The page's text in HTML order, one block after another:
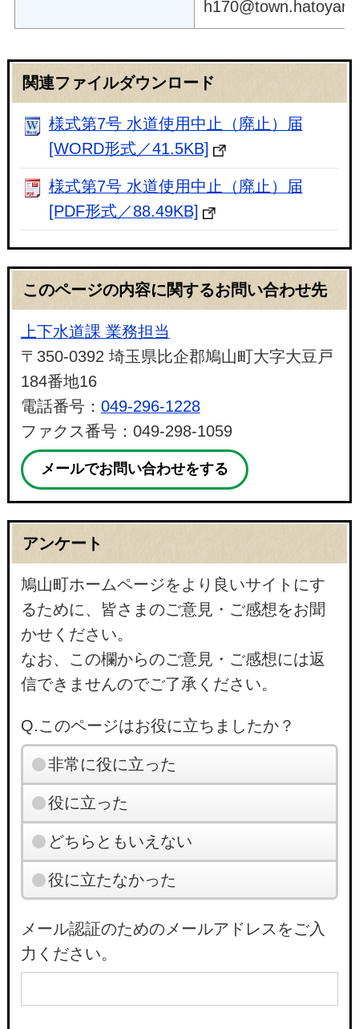
関連ファイルダウンロード
様式第7号 水道使用中止（廃止）届
[WORD形式／41.5KB]
様式第7号 水道使用中止（廃止）届
[PDF形式／88.49KB]
このページの内容に関するお問い合わせ先
上下水道課 業務担当
〒350-0392 埼玉県比企郡鳩山町大字大豆戸
184番地16
電話番号： 049-296-1228
ファクス番号：049-298-1059
メールでお問い合わせをする
アンケート
鳩山町ホームページをより良いサイトにす
るために、皆さまのご意見・ご感想をお聞
かせください。
なお、この欄からのご意見・ご感想には返
信できませんのでご了承ください。
Q.このページはお役に立ちましたか？
非常に役に立った
役に立った
どちらともいえない
役に立たなかった
メール認証のためのメールアドレスをご入
力ください。